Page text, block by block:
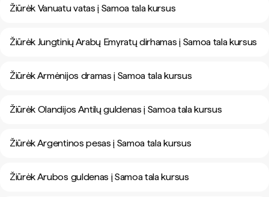
Žiūrėk Vanuatu vatas į Samoa tala kursus
Žiūrėk Jungtinių Arabų Emyratų dirhamas į Samoa tala kursus
Žiūrėk Armėnijos dramas į Samoa tala kursus
Žiūrėk Olandijos Antilų guldenas į Samoa tala kursus
Žiūrėk Argentinos pesas į Samoa tala kursus
Žiūrėk Arubos guldenas į Samoa tala kursus